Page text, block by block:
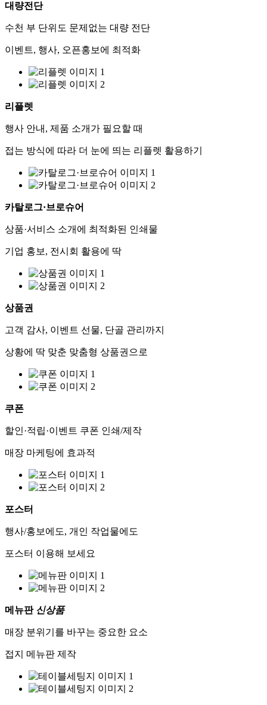
대량전단
수천 부 단위도 문제없는 대량 전단
이벤트, 행사, 오픈홍보에 최적화
리플렛
행사 안내, 제품 소개가 필요할 때
접는 방식에 따라 더 눈에 띄는 리플렛 활용하기
카탈로그·브로슈어
상품·서비스 소개에 최적화된 인쇄물
기업 홍보, 전시회 활용에 딱
상품권
고객 감사, 이벤트 선물, 단골 관리까지
상황에 딱 맞춘 맞춤형 상품권으로
쿠폰
할인·적립·이벤트 쿠폰 인쇄/제작
매장 마케팅에 효과적
포스터
행사/홍보에도, 개인 작업물에도
포스터 이용해 보세요
메뉴판 신상품
매장 분위기를 바꾸는 중요한 요소
접지 메뉴판 제작